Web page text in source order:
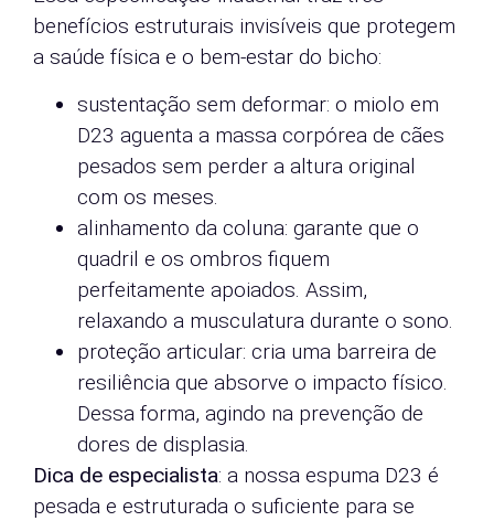
benefícios estruturais invisíveis que protegem
a saúde física e o bem-estar do bicho:
sustentação sem deformar: o miolo em
D23 aguenta a massa corpórea de cães
pesados sem perder a altura original
com os meses.
alinhamento da coluna: garante que o
quadril e os ombros fiquem
perfeitamente apoiados. Assim,
relaxando a musculatura durante o sono.
proteção articular: cria uma barreira de
resiliência que absorve o impacto físico.
Dessa forma, agindo na prevenção de
dores de displasia.
Dica de especialista: a nossa espuma D23 é
pesada e estruturada o suficiente para se